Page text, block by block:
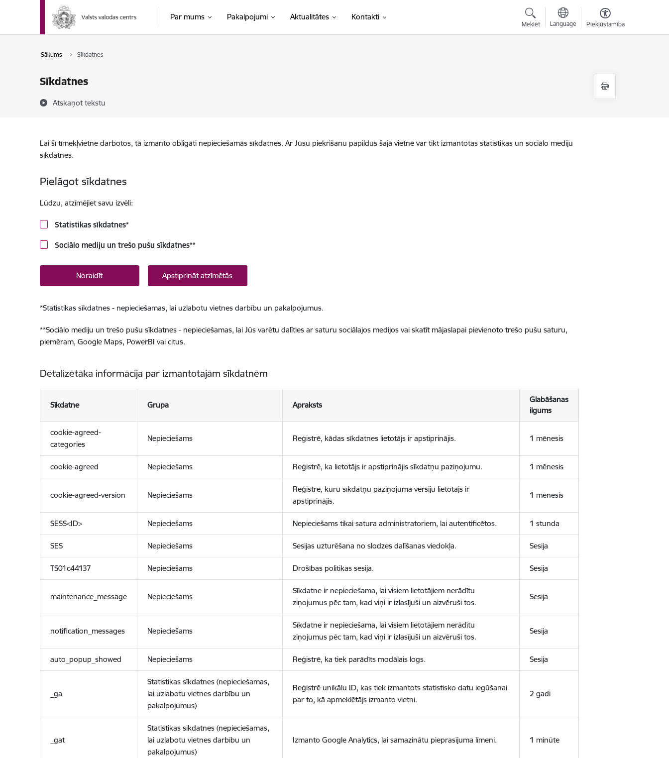
Pāriet uz lapas saturu
Par mums Pakalpojumi Aktualitātes Kontakti
Meklēt Language Piekļūstamība
Sākums Sīkdatnes
Sīkdatnes
Atskaņot tekstu
Lai šī tīmekļvietne darbotos, tā izmanto obligāti nepieciešamās sīkdatnes. Ar Jūsu piekrišanu papildus šajā vietnē var tikt izmantotas statistikas un sociālo mediju
sīkdatnes.
Pielāgot sīkdatnes
Lūdzu, atzīmējiet savu izvēli:
Statistikas sīkdatnes*
Sociālo mediju un trešo pušu sīkdatnes**
Noraidīt Apstiprināt atzīmētās
*Statistikas sīkdatnes - nepieciešamas, lai uzlabotu vietnes darbību un pakalpojumus.
**Sociālo mediju un trešo pušu sīkdatnes - nepieciešamas, lai Jūs varētu dalīties ar saturu sociālajos medijos vai skatīt mājaslapai pievienoto trešo pušu saturu,
piemēram, Google Maps, PowerBI vai citus.
Detalizētāka informācija par izmantotajām sīkdatnēm
Sīkdatne Grupa Apraksts
Glabāšanas
ilgums
cookie-agreed-
categories
Nepieciešams Reģistrē, kādas sīkdatnes lietotājs ir apstiprinājis. 1 mēnesis
cookie-agreed Nepieciešams Reģistrē, ka lietotājs ir apstiprinājis sīkdatņu paziņojumu. 1 mēnesis
cookie-agreed-version Nepieciešams
Reģistrē, kuru sīkdatņu paziņojuma versiju lietotājs ir
apstiprinājis.
1 mēnesis
SESS<ID> Nepieciešams Nepieciešams tikai satura administratoriem, lai autentificētos. 1 stunda
SES Nepieciešams Sesijas uzturēšana no slodzes dalīšanas viedokļa. Sesija
TS01c44137 Nepieciešams Drošības politikas sesija. Sesija
maintenance_message Nepieciešams
Sīkdatne ir nepieciešama, lai visiem lietotājiem nerādītu
ziņojumus pēc tam, kad viņi ir izlasījuši un aizvēruši tos.
Sesija
notification_messages Nepieciešams
Sīkdatne ir nepieciešama, lai visiem lietotājiem nerādītu
ziņojumus pēc tam, kad viņi ir izlasījuši un aizvēruši tos.
Sesija
auto_popup_showed Nepieciešams Reģistrē, ka tiek parādīts modālais logs. Sesija
_ga
Statistikas sīkdatnes (nepieciešamas,
lai uzlabotu vietnes darbību un
pakalpojumus)
Reģistrē unikālu ID, kas tiek izmantots statistisko datu iegūšanai
par to, kā apmeklētājs izmanto vietni.
2 gadi
_gat
Statistikas sīkdatnes (nepieciešamas,
lai uzlabotu vietnes darbību un
pakalpojumus)
Izmanto Google Analytics, lai samazinātu pieprasījuma līmeni. 1 minūte